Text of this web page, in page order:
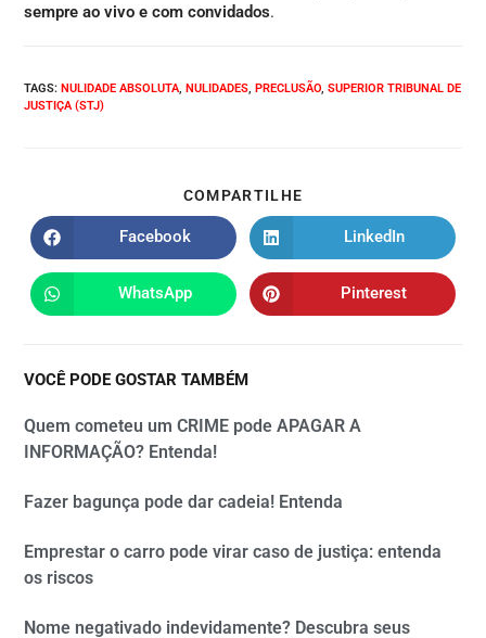
sempre ao vivo e com convidados.
TAGS:NULIDADE ABSOLUTA, NULIDADES, PRECLUSÃO, SUPERIOR TRIBUNAL DE
JUSTIÇA (STJ)
COMPARTILHE
Facebook LinkedIn
WhatsApp Pinterest
VOCÊ PODE GOSTAR TAMBÉM
Quem cometeu um CRIME pode APAGAR A
INFORMAÇÃO? Entenda!
Fazer bagunça pode dar cadeia! Entenda
Emprestar o carro pode virar caso de justiça: entenda
os riscos
Nome negativado indevidamente? Descubra seus